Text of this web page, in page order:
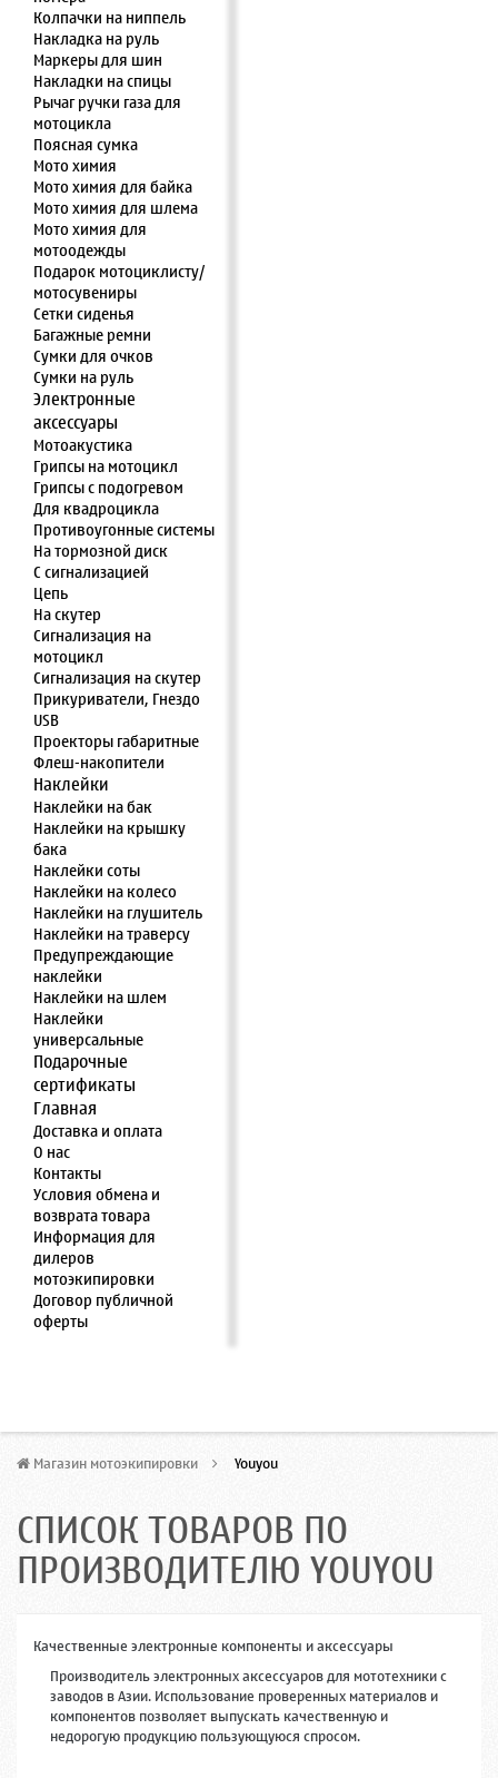
Колпачки на ниппель
Накладка на руль
Маркеры для шин
Накладки на спицы
Рычаг ручки газа для
мотоцикла
Поясная сумка
Мото химия
Мото химия для байка
Мото химия для шлема
Мото химия для
мотоодежды
Подарок мотоциклисту/
мотосувениры
Сетки сиденья
Багажные ремни
Сумки для очков
Сумки на руль
Электронные
аксессуары
Мотоакустика
Грипсы на мотоцикл
Грипсы с подогревом
Для квадроцикла
Противоугонные системы
На тормозной диск
С сигнализацией
Цепь
На скутер
Сигнализация на
мотоцикл
Сигнализация на скутер
Прикуриватели, Гнездо
USB
Проекторы габаритные
Флеш-накопители
Наклейки
Наклейки на бак
Наклейки на крышку
бака
Наклейки соты
Наклейки на колесо
Наклейки на глушитель
Наклейки на траверсу
Предупреждающие
наклейки
Наклейки на шлем
Наклейки
универсальные
Подарочные
сертификаты
Главная
Доставка и оплата
О нас
Контакты
Условия обмена и
возврата товара
Информация для
дилеров
мотоэкипировки
Договор публичной
оферты
Магазин мотоэкипировки > Youyou
СПИСОК ТОВАРОВ ПО
ПРОИЗВОДИТЕЛЮ YOUYOU
Качественные электронные компоненты и аксессуары
Производитель электронных аксессуаров для мототехники с
заводов в Азии. Использование проверенных материалов и
компонентов позволяет выпускать качественную и
недорогую продукцию пользующуюся спросом.